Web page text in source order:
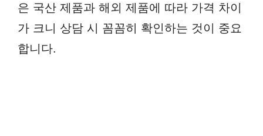
은 국산 제품과 해외 제품에 따라 가격 차이
가 크니 상담 시 꼼꼼히 확인하는 것이 중요
합니다.